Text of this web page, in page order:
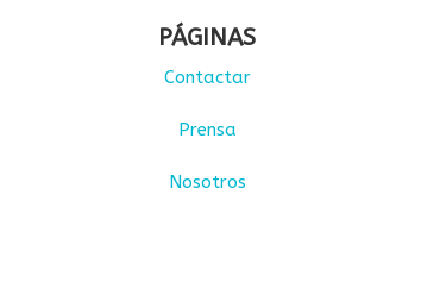
PÁGINAS
Contactar
Prensa
Nosotros